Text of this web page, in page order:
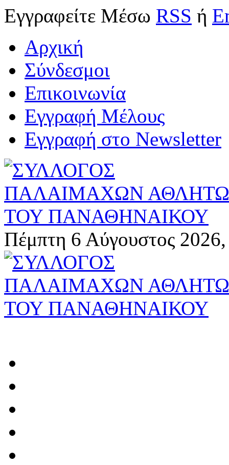
Εγγραφείτε Μέσω RSS ή
Αρχική
Σύνδεσμοι
Επικοινωνία
Εγγραφή Μέλους
Εγγραφή στο Newsletter
Πέμπτη 6 Αύγουστος